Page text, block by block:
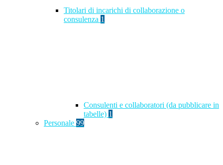
Titolari di incarichi di collaborazione o
consulenza 1
Consulenti e collaboratori (da pubblicare in
tabelle) 1
Personale 99